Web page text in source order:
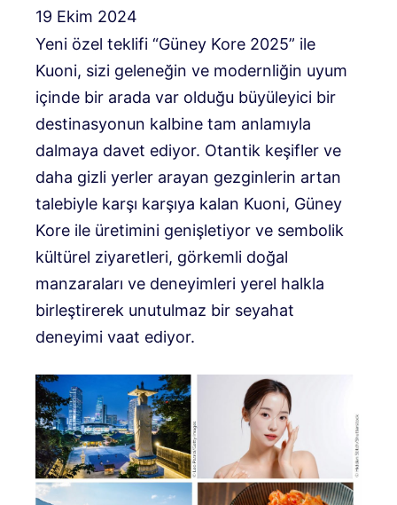
19 Ekim 2024
Yeni özel teklifi “Güney Kore 2025” ile
Kuoni, sizi geleneğin ve modernliğin uyum
içinde bir arada var olduğu büyüleyici bir
destinasyonun kalbine tam anlamıyla
dalmaya davet ediyor. Otantik keşifler ve
daha gizli yerler arayan gezginlerin artan
talebiyle karşı karşıya kalan Kuoni, Güney
Kore ile üretimini genişletiyor ve sembolik
kültürel ziyaretleri, görkemli doğal
manzaraları ve deneyimleri yerel halkla
birleştirerek unutulmaz bir seyahat
deneyimi vaat ediyor.